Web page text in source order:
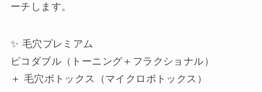
ーチします。
✨ 毛穴プレミアム
ピコダブル（トーニング＋フラクショナル）
＋ 毛穴ボトックス（マイクロボトックス）